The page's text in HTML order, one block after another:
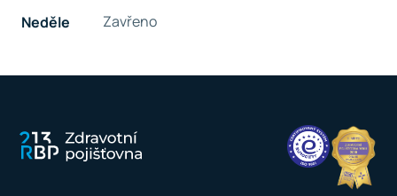
Neděle
Zavřeno